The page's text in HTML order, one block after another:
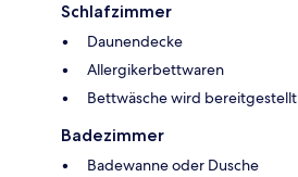
Schlafzimmer
Daunendecke
Allergikerbettwaren
Bettwäsche wird bereitgestellt
Badezimmer
Badewanne oder Dusche